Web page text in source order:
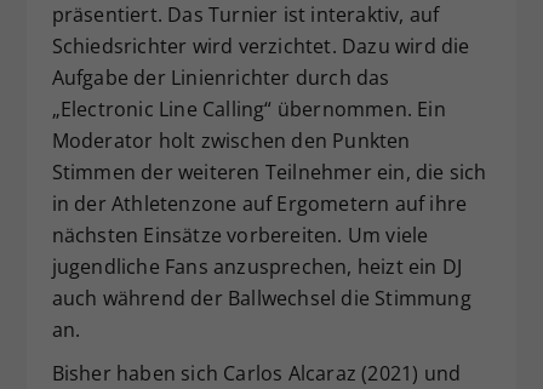
präsentiert. Das Turnier ist interaktiv, auf
Schiedsrichter wird verzichtet. Dazu wird die
Aufgabe der Linienrichter durch das
„Electronic Line Calling“ übernommen. Ein
Moderator holt zwischen den Punkten
Stimmen der weiteren Teilnehmer ein, die sich
in der Athletenzone auf Ergometern auf ihre
nächsten Einsätze vorbereiten. Um viele
jugendliche Fans anzusprechen, heizt ein DJ
auch während der Ballwechsel die Stimmung
an.
Bisher haben sich Carlos Alcaraz (2021) und